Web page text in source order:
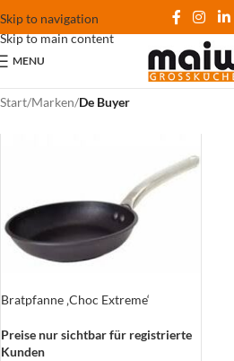
Skip to navigation
Skip to main content
MENU
Start/Marken/De Buyer
Bratpfanne ‚Choc Extreme‘
Preise nur sichtbar für registrierte
Kunden